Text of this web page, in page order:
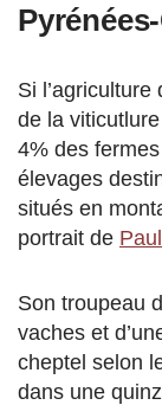
Si
de la
4% des
élevages
situés en
portrait de
Son troupeau
vaches et
cheptel selon
dans une